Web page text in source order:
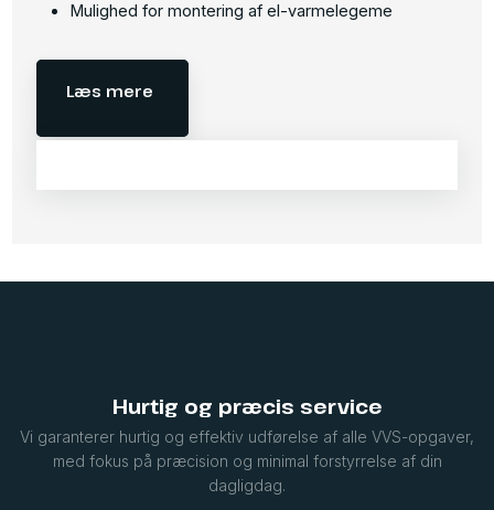
Mulighed for montering af el-varmelegeme​
Læs mere
Hurtig og præcis service
Vi garanterer hurtig og effektiv udførelse af alle VVS-opgaver,
med fokus på præcision og minimal forstyrrelse af din
dagligdag.